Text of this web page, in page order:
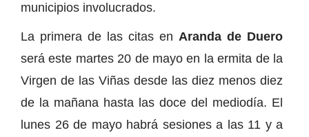
municipios involucrados.
La primera de las citas en Aranda de Duero
será este martes 20 de mayo en la ermita de la
Virgen de las Viñas desde las diez menos diez
de la mañana hasta las doce del mediodía. El
lunes 26 de mayo habrá sesiones a las 11 y a